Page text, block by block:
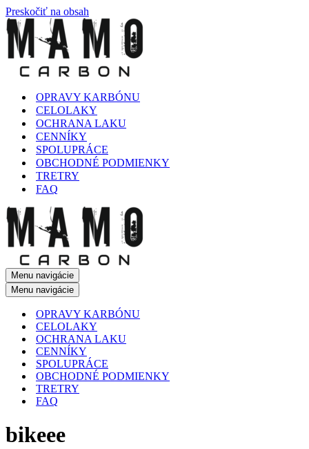
Preskočiť na obsah
OPRAVY KARBÓNU
CELOLAKY
OCHRANA LAKU
CENNÍKY
SPOLUPRÁCE
OBCHODNÉ PODMIENKY
TRETRY
FAQ
Menu navigácie
Menu navigácie
OPRAVY KARBÓNU
CELOLAKY
OCHRANA LAKU
CENNÍKY
SPOLUPRÁCE
OBCHODNÉ PODMIENKY
TRETRY
FAQ
bikeee